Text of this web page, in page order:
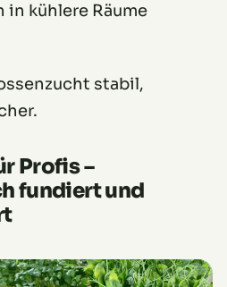
kühlere Räume
stabil,
Profis –
fundiert und